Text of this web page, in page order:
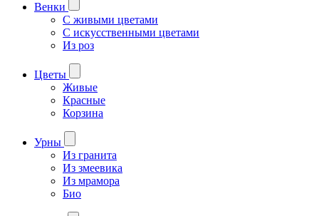
Венки
С живыми цветами
С искусственными цветами
Из роз
Цветы
Живые
Красные
Корзина
Урны
Из гранита
Из змеевика
Из мрамора
Био